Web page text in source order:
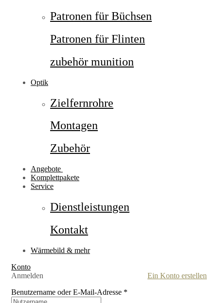
Patronen für Büchsen
Patronen für Flinten
zubehör munition
Optik
Zielfernrohre
Montagen
Zubehör
Angebote
Komplettpakete
Service
Dienstleistungen
Kontakt
Wärmebild & mehr
Konto
Anmelden
Ein Konto erstellen
Benutzername oder E-Mail-Adresse *